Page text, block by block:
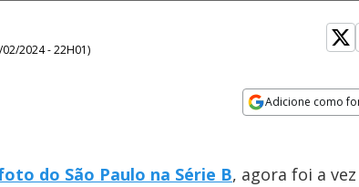
2024 - 22H01)
Adicione como
do São Paulo na Série B, agora foi a